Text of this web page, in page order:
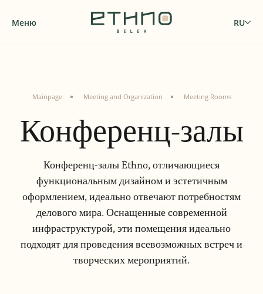
Меню RU
Mainpage Meeting and Organization Meeting Rooms
Конференц-залы
Конференц-залы Ethno, отличающиеся
функциональным дизайном и эстетичным
оформлением, идеально отвечают потребностям
делового мира. Оснащенные современной
инфраструктурой, эти помещения идеально
подходят для проведения всевозможных встреч и
творческих мероприятий.